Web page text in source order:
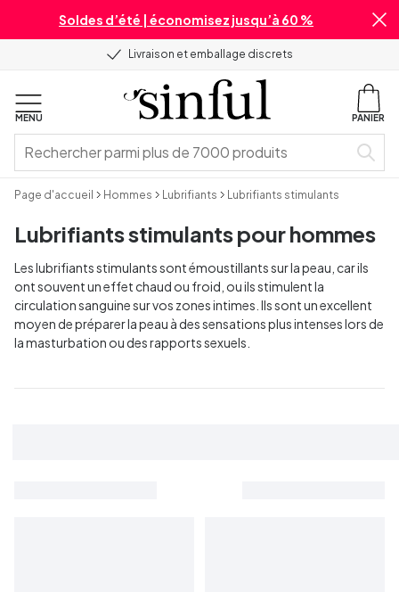
Soldes d’été | économisez jusqu’à 60 %
Livraison et emballage discrets
MENU PANIER
Page d'accueil Hommes Lubrifiants Lubrifiants stimulants
Lubrifiants stimulants pour hommes
Les lubrifiants stimulants sont émoustillants sur la peau, car ils
ont souvent un effet chaud ou froid, ou ils stimulent la
circulation sanguine sur vos zones intimes. Ils sont un excellent
moyen de préparer la peau à des sensations plus intenses lors de
la masturbation ou des rapports sexuels.